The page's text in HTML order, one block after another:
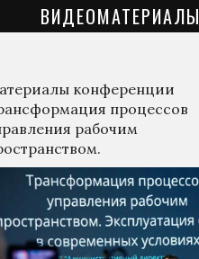
ВИДЕОМАТЕРИАЛЫ
конференции
процессов
рабочим